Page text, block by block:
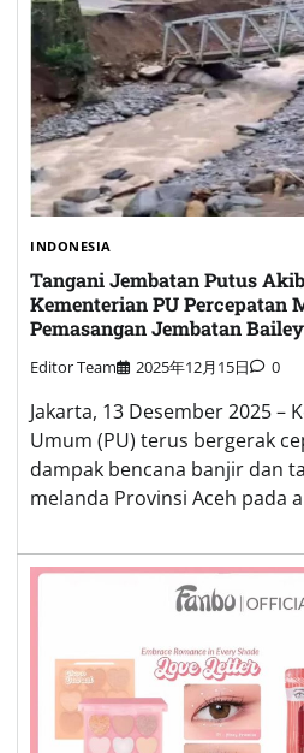
INDONESIA
Tangani Jembatan Putus
Kementerian PU Percepatan
Pemasangan Jembatan
Editor Team 2025年12月15日 0
Jakarta, 13 Desember 2025 –
Umum (PU) terus bergerak
dampak bencana banjir dan
melanda Provinsi Aceh pada